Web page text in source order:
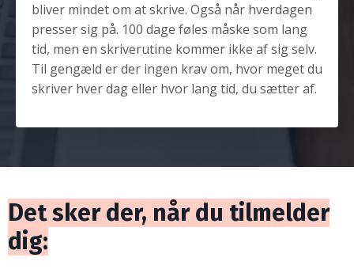
bliver mindet om at skrive. Også når hverdagen
presser sig på. 100 dage føles måske som lang
tid, men en skriverutine kommer ikke af sig selv.
Til gengæld er der ingen krav om, hvor meget du
skriver hver dag eller hvor lang tid, du sætter af.
Det sker der, når du tilmelder
dig: